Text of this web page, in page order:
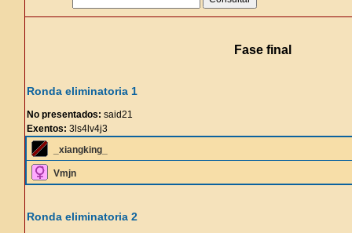
Fase final
Ronda eliminatoria 1
No presentados: said21
Exentos: 3ls4lv4j3
_xiangking_
Vmjn
Ronda eliminatoria 2